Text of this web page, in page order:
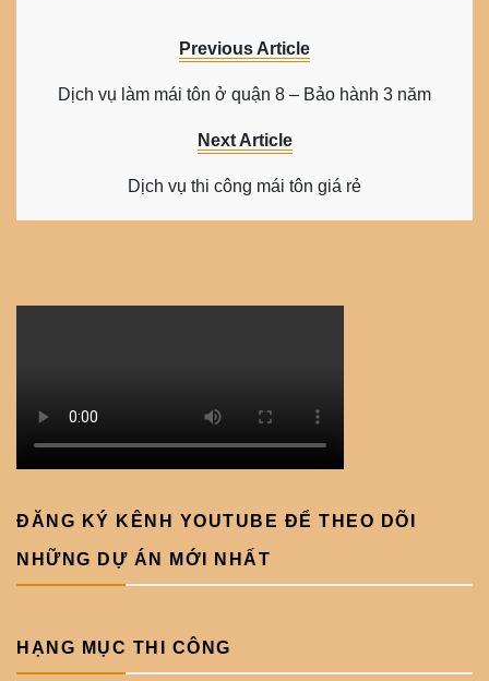
Previous Article
Dịch vụ làm mái tôn ở quận 8 – Bảo hành 3 năm
Next Article
Dịch vụ thi công mái tôn giá rẻ
ĐĂNG KÝ KÊNH YOUTUBE ĐỂ THEO DÕI
NHỮNG DỰ ÁN MỚI NHẤT
HẠNG MỤC THI CÔNG